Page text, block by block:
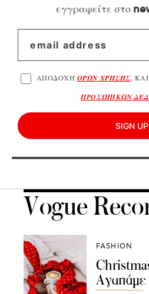
εγγραφείτε στο
ΑΠΟΔΟΧΗ ΟΡΩΝ ΧΡΗΣΗΣ, ΚΑΙ
ΠΡΟΣΩΠΙΚΩΝ
SIGN UP
Vogue
FASHION
Aγαπάμε